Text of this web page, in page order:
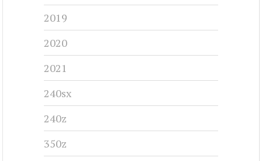
2019
2020
2021
240sx
240z
350z